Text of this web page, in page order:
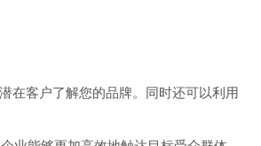
在客户了解您的品牌。同时还可以利用